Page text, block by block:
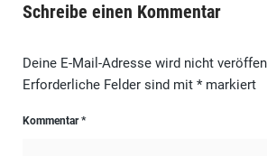
Schreibe einen Kommentar
Deine E-Mail-Adresse wird nicht
Erforderliche Felder sind mit *markiert
Kommentar*